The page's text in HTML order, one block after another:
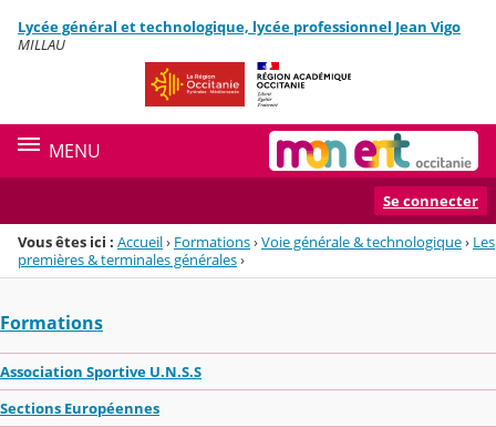
Menu de la rubrique
Contenu
Lycée général et technologique, lycée professionnel Jean Vigo
MILLAU
MENU
Se connecter
Vous êtes ici : Accueil› Formations›Voie générale & technologique› Les
premières & terminales générales›
Formations
Association Sportive U.N.S.S
Sections Européennes